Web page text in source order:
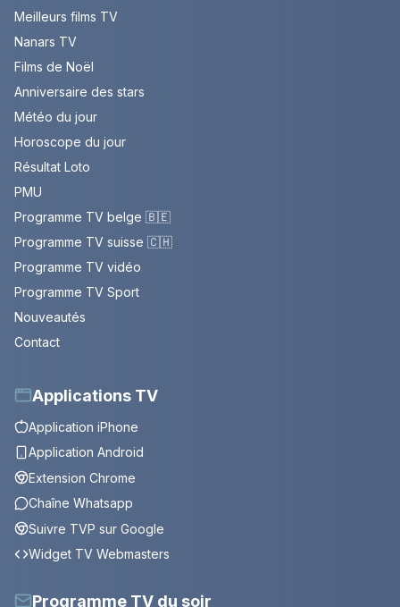
Meilleurs films TV
Nanars TV
Films de Noël
Anniversaire des stars
Météo du jour
Horoscope du jour
Résultat Loto
PMU
Programme TV belge 🇧🇪
Programme TV suisse 🇨🇭
Programme TV vidéo
Programme TV Sport
Nouveautés
Contact
Applications TV
Application iPhone
Application Android
Extension Chrome
Chaîne Whatsapp
Suivre TVP sur Google
Widget TV Webmasters
Programme TV du soir